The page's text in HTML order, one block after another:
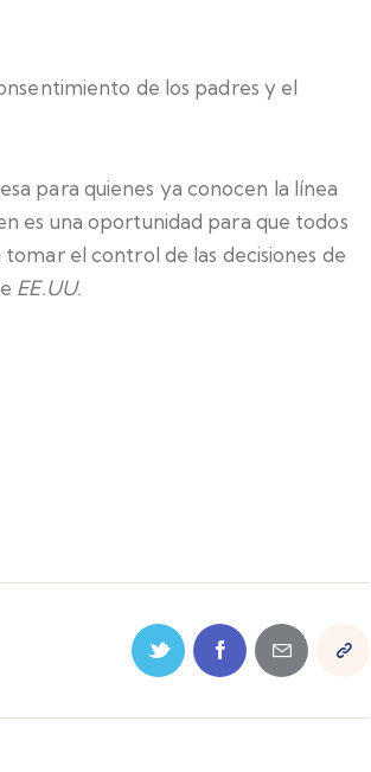
de los padres y el
para quienes ya conocen la línea
es una oportunidad para que todos
el control de las decisiones de
EE.UU.